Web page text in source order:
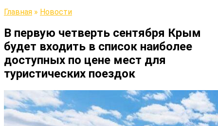
Главная » Новости
В первую четверть сентября Крым
будет входить в список наиболее
доступных по цене мест для
туристических поездок